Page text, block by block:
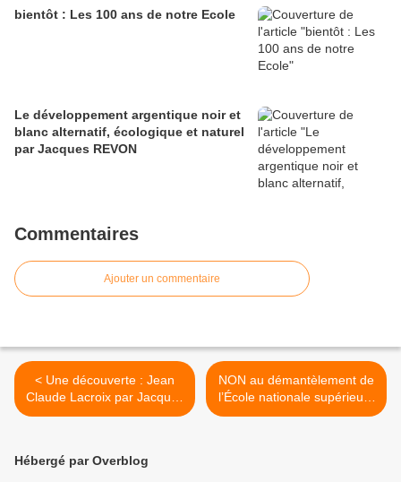
bientôt : Les 100 ans de notre Ecole
Le développement argentique noir et
blanc alternatif, écologique et naturel
par Jacques REVON
Commentaires
Ajouter un commentaire
< Une découverte : Jean
Claude Lacroix par Jacques
Revon
NON au démantèlement de
l’École nationale supérieure
Louis-Lumière ! >
Hébergé par Overblog